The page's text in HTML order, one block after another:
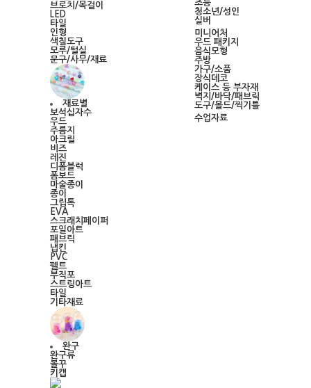
브로치/목걸이
LED
타일
인형
색칠도구
모루/털실
문구/사무/재료
재료별
보석십자수
우드
주름지
아크릴
비즈
레진
디폼블럭
폼보드
마술종이
종이
그립톡
EVA
스크래치페이퍼
포일아트
패브릭
냅킨
PVC
펠트
부직포
스트링아트
타일
기타재료
완구
완구류
볼꾸
키캡
초등
청소년/성인
실버
미니어처
우드 패키지
음식모형
주방
가구/소품
장식데코
케이스 등 부자재
벽지/바닥/패브릭
도구/몰드/찍기틀
수업자료